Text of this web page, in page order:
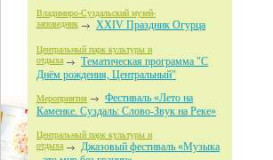
Владимиро-Суздальский музей-
заповедник XXIV Праздник Огурца
Центральный парк культуры и
отдыха
Тематическая программа "С
Днём рождения, Центральный"
Мероприятия
Фестиваль «Лето на
Каменке. Суздаль: Слово-Звук на Реке»
Центральный парк культуры и
отдыха
Джазовый фестиваль «Музыка